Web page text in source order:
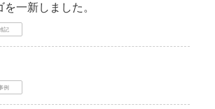
一新しました。
記
例